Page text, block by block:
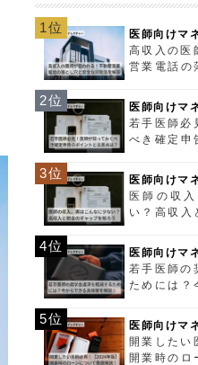
医師向けマ
高収入の医
営業電話の
1位
医師向けマ
若手医師必
べき確定申
2位
医師向けマ
医師の収
い？高収入
3位
医師向けマ
若手医師の
ためには？
4位
医師向けマ
開業したい
開業時のロ
5位